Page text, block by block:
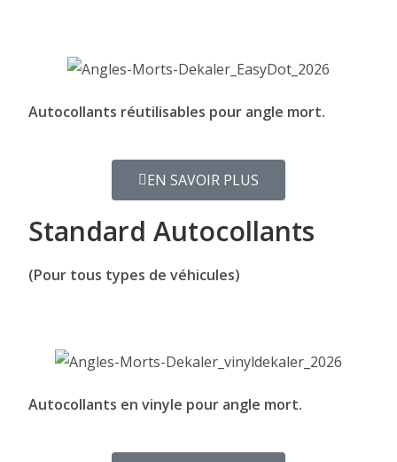
Autocollants réutilisables pour angle mort.
EN SAVOIR PLUS
Standard Autocollants
(Pour tous types de véhicules)
Autocollants en vinyle pour angle mort.